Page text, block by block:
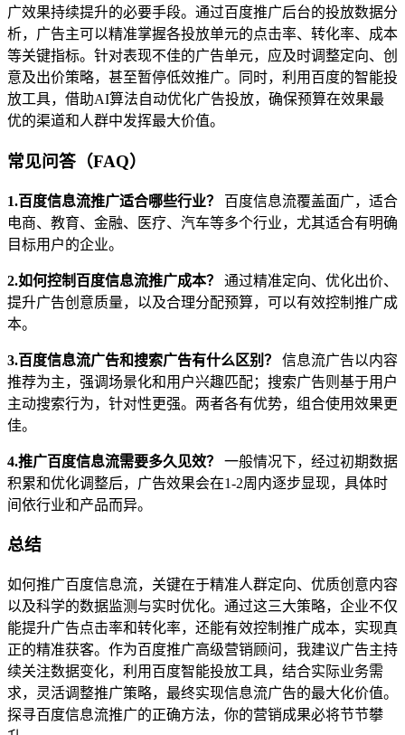
广效果持续提升的必要手段。通过百度推广后台的投放数据分
析，广告主可以精准掌握各投放单元的点击率、转化率、成本
等关键指标。针对表现不佳的广告单元，应及时调整定向、创
意及出价策略，甚至暂停低效推广。同时，利用百度的智能投
放工具，借助AI算法自动优化广告投放，确保预算在效果最
优的渠道和人群中发挥最大价值。
常见问答（FAQ）
1.百度信息流推广适合哪些行业？
百度信息流覆盖面广，适合
电商、教育、金融、医疗、汽车等多个行业，尤其适合有明确
目标用户的企业。
2.如何控制百度信息流推广成本？
通过精准定向、优化出价、
提升广告创意质量，以及合理分配预算，可以有效控制推广成
本。
3.百度信息流广告和搜索广告有什么区别？
信息流广告以内容
推荐为主，强调场景化和用户兴趣匹配；搜索广告则基于用户
主动搜索行为，针对性更强。两者各有优势，组合使用效果更
佳。
4.推广百度信息流需要多久见效？
一般情况下，经过初期数据
积累和优化调整后，广告效果会在1-2周内逐步显现，具体时
间依行业和产品而异。
总结
如何推广百度信息流，关键在于精准人群定向、优质创意内容
以及科学的数据监测与实时优化。通过这三大策略，企业不仅
能提升广告点击率和转化率，还能有效控制推广成本，实现真
正的精准获客。作为百度推广高级营销顾问，我建议广告主持
续关注数据变化，利用百度智能投放工具，结合实际业务需
求，灵活调整推广策略，最终实现信息流广告的最大化价值。
探寻百度信息流推广的正确方法，你的营销成果必将节节攀